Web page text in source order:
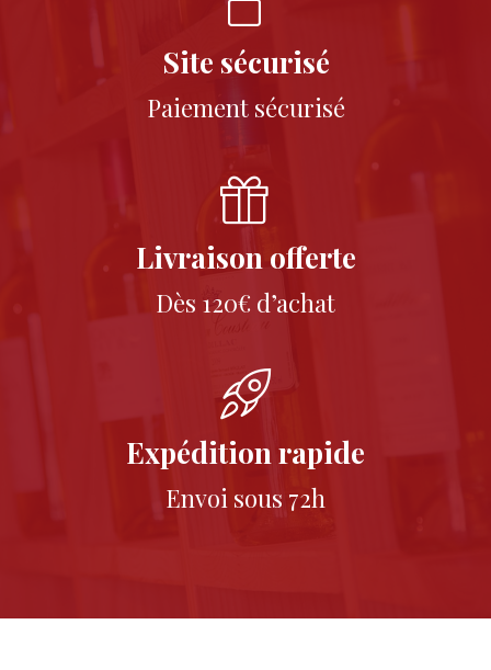
Site sécurisé
Paiement sécurisé
Livraison offerte
Dès 120€ d’achat
Expédition rapide
Envoi sous 72h